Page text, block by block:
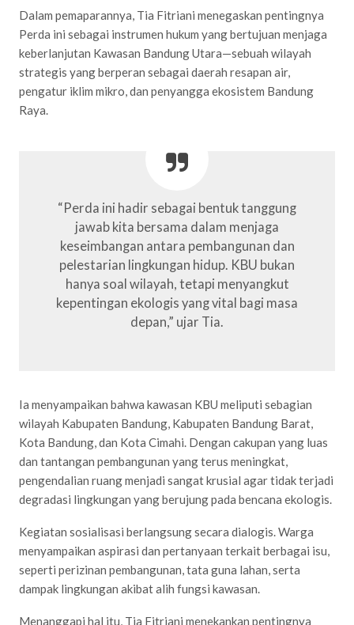
Dalam pemaparannya, Tia Fitriani menegaskan pentingnya
Perda ini sebagai instrumen hukum yang bertujuan menjaga
keberlanjutan Kawasan Bandung Utara—sebuah wilayah
strategis yang berperan sebagai daerah resapan air,
pengatur iklim mikro, dan penyangga ekosistem Bandung
Raya.
“Perda ini hadir sebagai bentuk tanggung
jawab kita bersama dalam menjaga
keseimbangan antara pembangunan dan
pelestarian lingkungan hidup. KBU bukan
hanya soal wilayah, tetapi menyangkut
kepentingan ekologis yang vital bagi masa
depan,” ujar Tia.
Ia menyampaikan bahwa kawasan KBU meliputi sebagian
wilayah Kabupaten Bandung, Kabupaten Bandung Barat,
Kota Bandung, dan Kota Cimahi. Dengan cakupan yang luas
dan tantangan pembangunan yang terus meningkat,
pengendalian ruang menjadi sangat krusial agar tidak terjadi
degradasi lingkungan yang berujung pada bencana ekologis.
Kegiatan sosialisasi berlangsung secara dialogis. Warga
menyampaikan aspirasi dan pertanyaan terkait berbagai isu,
seperti perizinan pembangunan, tata guna lahan, serta
dampak lingkungan akibat alih fungsi kawasan.
Menanggapi hal itu, Tia Fitriani menekankan pentingnya